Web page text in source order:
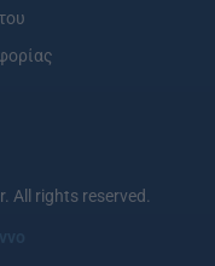
All rights reserved.